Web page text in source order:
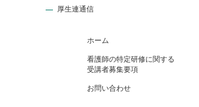
厚生連通信
ホーム
看護師の特定研修に関する
受講者募集要項
お問い合わせ